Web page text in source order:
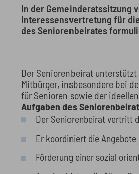
In der Gemeinderatssitzung
Interessensvertretung für
des Seniorenbeirates
Der Seniorenbeirat
Mitbürger, insbesondere bei
für Senioren sowie der
Aufgaben des
Der Seniorenbeirat vertritt
Er koordiniert die
Förderung einer sozial